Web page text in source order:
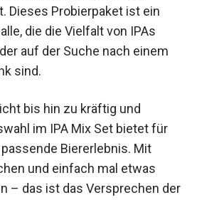
Dieses Probierpaket ist ein
die die Vielfalt von IPAs
auf der Suche nach einem
sind.
bis hin zu kräftig und
im IPA Mix Set bietet für
Biererlebnis. Mit
und einfach mal etwas
– das ist das Versprechen der